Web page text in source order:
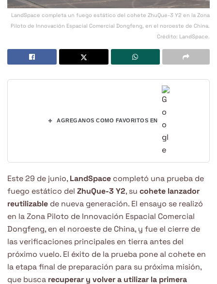
LandSpace completa un fuego estático del cohete ZhuQue-3 Y2 en la Zona
Piloto de Innovación Espacial Comercial Dongfeng, en el noroeste de China.
Crédito: LandSpace.
+ AGREGANOS COMO FAVORITOS EN
Este 29 de junio, LandSpace completó una prueba de
fuego estático del ZhuQue-3 Y2, su cohete lanzador
reutilizable de nueva generación. El ensayo se realizó
en la Zona Piloto de Innovación Espacial Comercial
Dongfeng, en el noroeste de China, y fue el cierre de
las verificaciones principales en tierra antes del
próximo vuelo. El éxito de la prueba pone al cohete en
la etapa final de preparación para su próxima misión,
que busca recuperar y volver a utilizar la primera